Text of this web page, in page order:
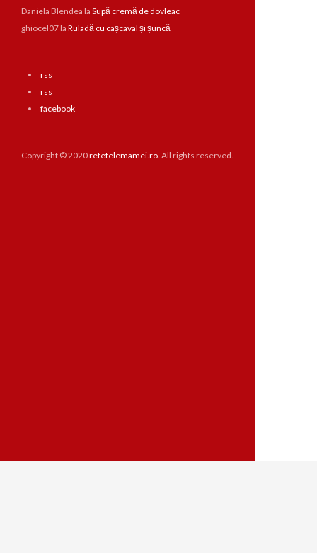
Daniela Blendea la Supă cremă de dovleac
ghiocel07la Ruladă cu cașcaval și șuncă
rss
rss
facebook
Copyright © 2020retetelemamei.ro. All rights reserved.